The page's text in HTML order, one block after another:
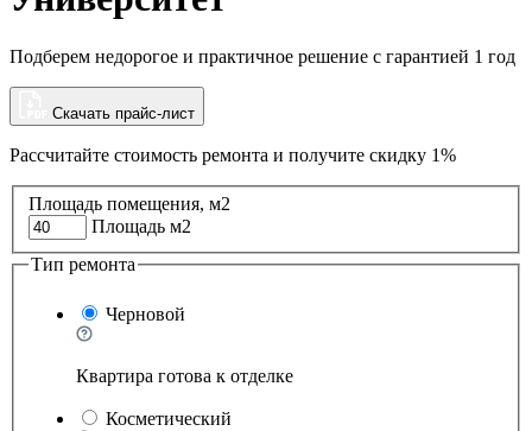
Подберем недорогое и практичное решение с гарантией 1 год
Скачать прайс-лист
Рассчитайте стоимость ремонта и получите скидку 1%
Площадь помещения, м2
Площадь м2
Тип ремонта
Черновой
Квартира готова к отделке
Косметический